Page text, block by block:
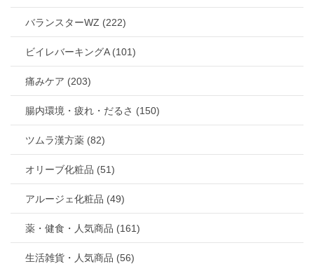
バランスターWZ (222)
ビイレバーキングA (101)
痛みケア (203)
腸内環境・疲れ・だるさ (150)
ツムラ漢方薬 (82)
オリーブ化粧品 (51)
アルージェ化粧品 (49)
薬・健食・人気商品 (161)
生活雑貨・人気商品 (56)